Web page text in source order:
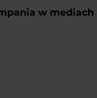
w mediach